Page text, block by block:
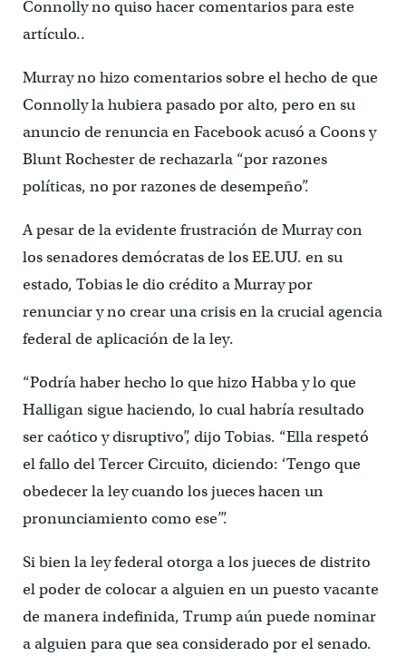
Connolly no quiso hacer comentarios para este
artículo..
Murray no hizo comentarios sobre el hecho de que
Connolly la hubiera pasado por alto, pero en su
anuncio de renuncia en Facebook acusó a Coons y
Blunt Rochester de rechazarla “por razones
políticas, no por razones de desempeño”.
A pesar de la evidente frustración de Murray con
los senadores demócratas de los EE.UU. en su
estado, Tobias le dio crédito a Murray por
renunciar y no crear una crisis en la crucial agencia
federal de aplicación de la ley.
“Podría haber hecho lo que hizo Habba y lo que
Halligan sigue haciendo, lo cual habría resultado
ser caótico y disruptivo”, dijo Tobias. “Ella respetó
el fallo del Tercer Circuito, diciendo: ‘Tengo que
obedecer la ley cuando los jueces hacen un
pronunciamiento como ese’”.
Si bien la ley federal otorga a los jueces de distrito
el poder de colocar a alguien en un puesto vacante
de manera indefinida, Trump aún puede nominar
a alguien para que sea considerado por el senado.